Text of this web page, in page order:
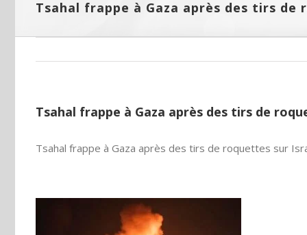
Tsahal frappe à Gaza après des tirs de
Tsahal frappe à Gaza après des tirs de
Tsahal frappe à Gaza après des tirs de roquettes sur